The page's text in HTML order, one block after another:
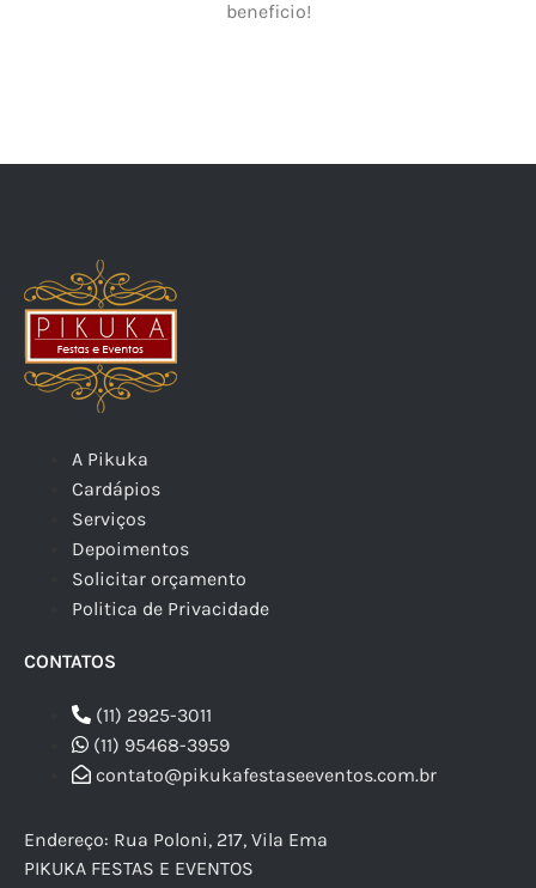
beneficio!
A Pikuka
Cardápios
Serviços
Depoimentos
Solicitar orçamento
Politica de Privacidade
CONTATOS
(11) 2925-3011
(11) 95468-3959
contato@pikukafestaseeventos.com.br
Endereço: Rua Poloni, 217, Vila Ema
PIKUKA FESTAS E EVENTOS